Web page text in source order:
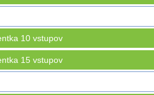
10 vstupov
15 vstupov